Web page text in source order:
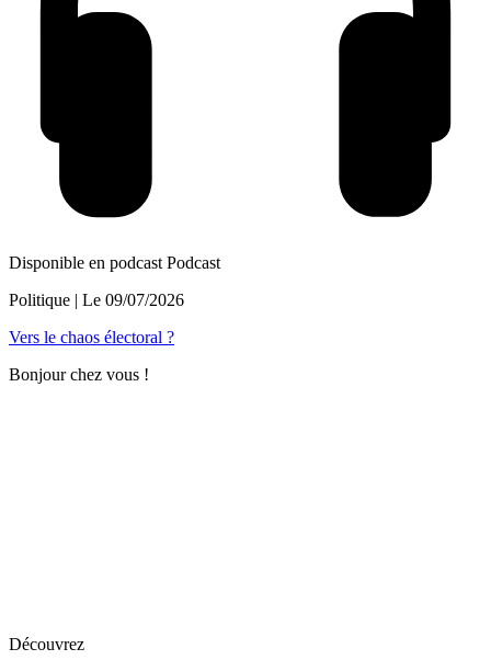
Disponible en podcast Podcast
Politique | Le 09/07/2026
Vers le chaos électoral ?
Bonjour chez vous !
Découvrez